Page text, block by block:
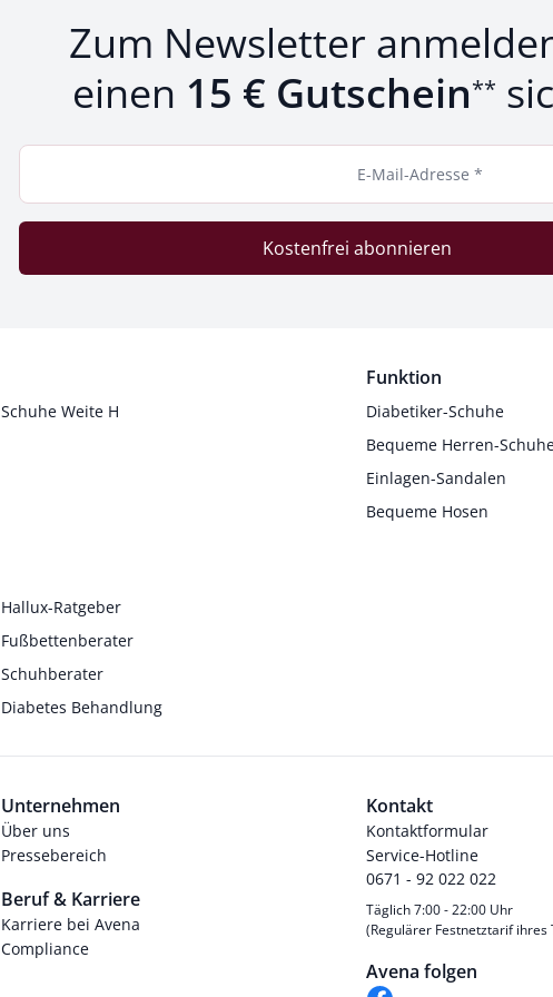
Zum Newsletter
einen 15 € Gutschein**
E-Mail-Adresse *
Kostenfrei abonnieren
Schuhe Weite H
Funktion
Diabetiker-Schuhe
Bequeme Herren-
Einlagen-Sandalen
Bequeme Hosen
Hallux-Ratgeber
Fußbettenberater
Schuhberater
Diabetes Behandlung
Unternehmen
Über uns
Pressebereich
Beruf & Karriere
Karriere bei Avena
Compliance
Kontakt
Kontaktformular
Service-Hotline
0671 - 92 022 022
Täglich 7:00 - 22:00 Uhr
(Regulärer Festnetztarif ihres
Avena folgen